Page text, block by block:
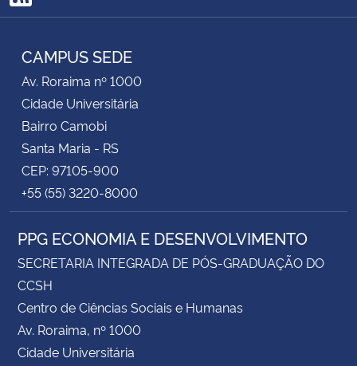
RSS
CAMPUS SEDE
Av. Roraima nº 1000
Cidade Universitária
Bairro Camobi
Santa Maria - RS
CEP: 97105-900
+55 (55) 3220-8000
PPG ECONOMIA E DESENVOLVIMENTO
SECRETARIA INTEGRADA DE PÓS-GRADUAÇÃO DO
CCSH
Centro de Ciências Sociais e Humanas
Av. Roraima, nº 1000
Cidade Universitária